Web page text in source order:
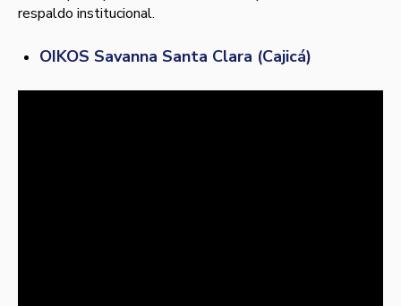
respaldo institucional.
OIKOS Savanna Santa Clara (Cajicá)